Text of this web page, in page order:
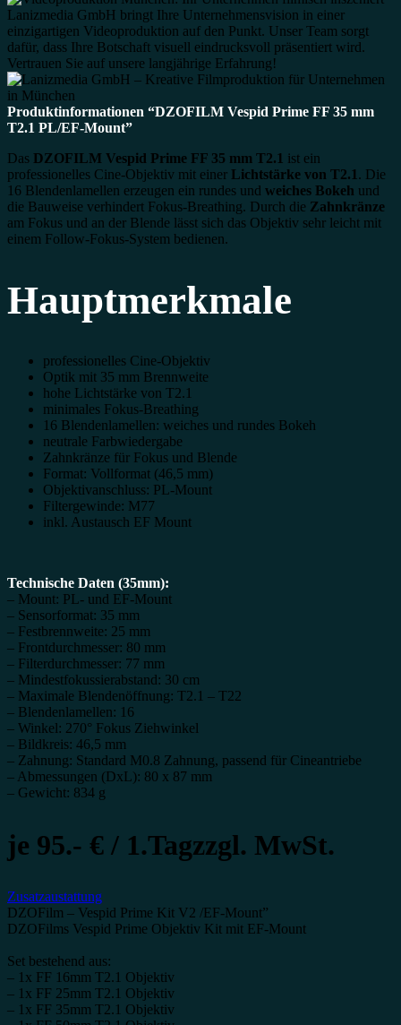
Produktinformationen “DZOFILM Vespid Prime FF 35 mm
T2.1 PL/EF-Mount”
Das DZOFILM Vespid Prime FF 35 mm T2.1 ist ein
professionelles Cine-Objektiv mit einer Lichtstärke von T2.1 . Die
16 Blendenlamellen erzeugen ein rundes und weiches Bokeh und
die Bauweise verhindert Fokus-Breathing. Durch die Zahnkränze
am Fokus und an der Blende lässt sich das Objektiv sehr leicht mit
einem Follow-Fokus-System bedienen.
Hauptmerkmale
professionelles Cine-Objektiv
Optik mit 35 mm Brennweite
hohe Lichtstärke von T2.1
minimales Fokus-Breathing
16 Blendenlamellen: weiches und rundes Bokeh
neutrale Farbwiedergabe
Zahnkränze für Fokus und Blende
Format: Vollformat (46,5 mm)
Objektivanschluss: PL-Mount
Filtergewinde: M77
inkl. Austausch EF Mount
Technische Daten (35mm):
– Mount: PL- und EF-Mount
– Sensorformat: 35 mm
– Festbrennweite: 25 mm
– Frontdurchmesser: 80 mm
– Filterdurchmesser: 77 mm
– Mindestfokussierabstand: 30 cm
– Maximale Blendenöffnung: T2.1 – T22
– Blendenlamellen: 16
– Winkel: 270° Fokus Ziehwinkel
– Bildkreis: 46,5 mm
– Zahnung: Standard M0.8 Zahnung, passend für Cineantriebe
– Abmessungen (DxL): 80 x 87 mm
– Gewicht: 834 g
je 95.- € / 1.Tagzzgl. MwSt.
Zusatzaustattung
DZOFilm – Vespid Prime Kit V2 /EF-Mount”
DZOFilms Vespid Prime Objektiv Kit mit EF-Mount
Set bestehend aus:
– 1x FF 16mm T2.1 Objektiv
– 1x FF 25mm T2.1 Objektiv
– 1x FF 35mm T2.1 Objektiv